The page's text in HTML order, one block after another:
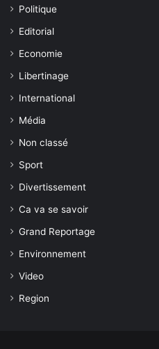
Politique
Editorial
Economie
Libertinage
International
Média
Non classé
Sport
Divertissement
Ca va se savoir
Grand Reportage
Environnement
Video
Region